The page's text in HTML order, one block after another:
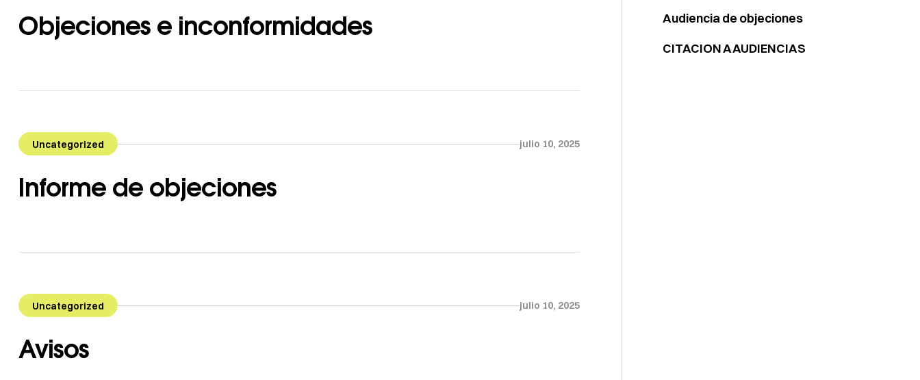
Objeciones e inconformidades
Uncategorized julio 10, 2025
Informe de objeciones
Uncategorized julio 10, 2025
Avisos
Audiencia de objeciones
CITACION A AUDIENCIAS